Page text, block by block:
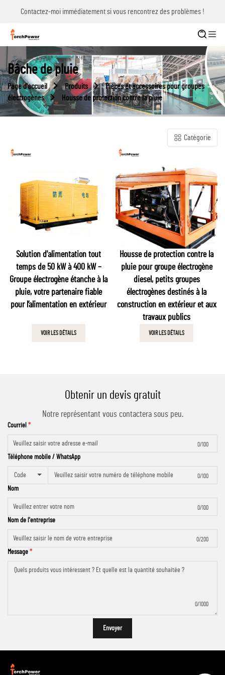
Contactez-moi immédiatement si vous rencontrez des problèmes !
Bâche de pluie
Page d'accueil Produits
Pièces et accessoires pour groupes
électrogènes
Housse de protection contre la pluie
Catégorie
Solution d'alimentation tout
temps de 50 kW à 400 kW –
Groupe électrogène étanche à la
pluie, votre partenaire fiable
pour l’alimentation en extérieur
VOIR LES DÉTAILS
Housse de protection contre la
pluie pour groupe électrogène
diesel, petits groupes
électrogènes destinés à la
construction en extérieur et aux
travaux publics
VOIR LES DÉTAILS
Obtenir un devis gratuit
Notre représentant vous contactera sous peu.
Courriel
0/100
Téléphone mobile / WhatsApp
Code 0/100
Nom
0/100
Nom de l'entreprise
0/200
Message
0/1000
Envoyer